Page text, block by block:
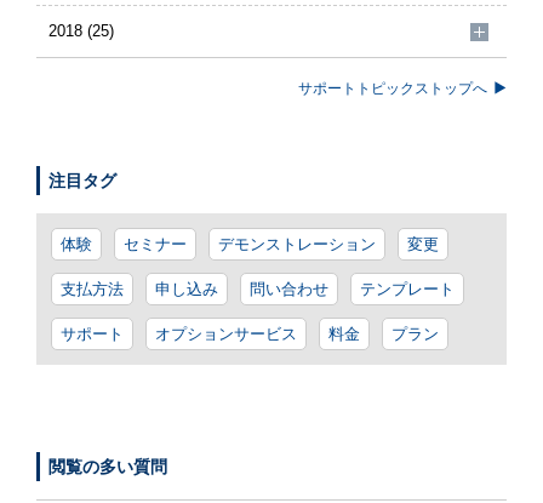
2018 (25)
サポートトピックストップへ
注目タグ
体験 セミナー デモンストレーション 変更
支払方法 申し込み 問い合わせ テンプレート
サポート オプションサービス 料金 プラン
閲覧の多い質問